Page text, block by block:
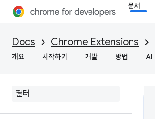
문서
Docs Chrome Extensions
개요 시작하기 개발 방법 AI